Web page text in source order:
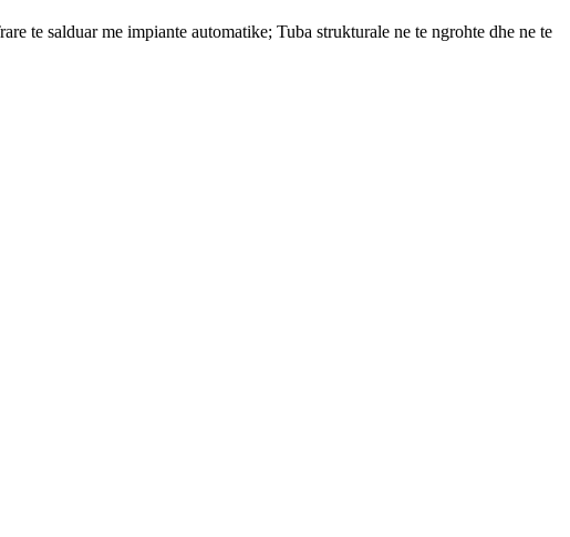
te salduar me impiante automatike; Tuba strukturale ne te ngrohte dhe ne te